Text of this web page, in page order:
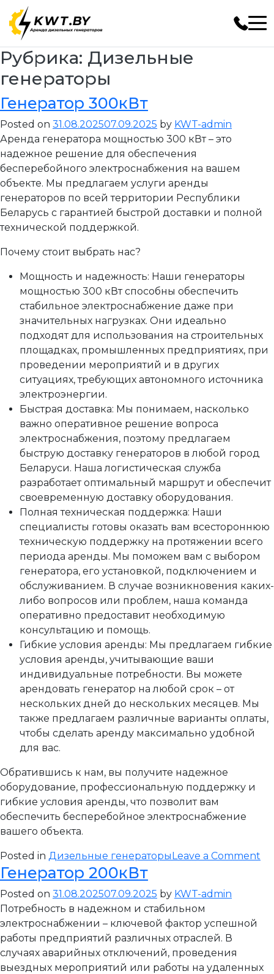
Рубрика: Дизельные
генераторы
Генератор 300кВт
Posted on 31.08.202507.09.2025 by KWT-admin
Аренда генератора мощностью 300 кВт – это
надежное решение для обеспечения
бесперебойного электроснабжения на вашем
объекте. Мы предлагаем услуги аренды
генераторов по всей территории Республики
Беларусь с гарантией быстрой доставки и полной
технической поддержкой.
Почему стоит выбрать нас?
Мощность и надежность: Наши генераторы
мощностью 300 кВт способны обеспечить
стабильное электроснабжение даже при
значительных нагрузках. Они идеально
подходят для использования на строительных
площадках, промышленных предприятиях, при
проведении мероприятий и в других
ситуациях, требующих автономного источника
электроэнергии.
Быстрая доставка: Мы понимаем, насколько
важно оперативное решение вопроса
электроснабжения, поэтому предлагаем
быструю доставку генераторов в любой город
Беларуси. Наша логистическая служба
разработает оптимальный маршрут и обеспечит
своевременную доставку оборудования.
Полная техническая поддержка: Наши
специалисты готовы оказать вам всестороннюю
техническую поддержку на протяжении всего
периода аренды. Мы поможем вам с выбором
генератора, его установкой, подключением и
обслуживанием. В случае возникновения каких-
либо вопросов или проблем, наша команда
оперативно предоставит необходимую
консультацию и помощь.
Гибкие условия аренды: Мы предлагаем гибкие
условия аренды, учитывающие ваши
индивидуальные потребности. Вы можете
арендовать генератор на любой срок – от
нескольких дней до нескольких месяцев. Мы
также предлагаем различные варианты оплаты,
чтобы сделать аренду максимально удобной
для вас.
Обратившись к нам, вы получите надежное
оборудование, профессиональную поддержку и
гибкие условия аренды, что позволит вам
обеспечить бесперебойное электроснабжение
вашего объекта.
Posted in Дизельные генераторыLeave a Comment
Генератор 200кВт
Posted on 31.08.202507.09.2025 by KWT-admin
Потребность в надежном и стабильном
электроснабжении – ключевой фактор успешной
работы предприятий различных отраслей. В
случаях аварийных отключений, проведения
выездных мероприятий или работы на удаленных